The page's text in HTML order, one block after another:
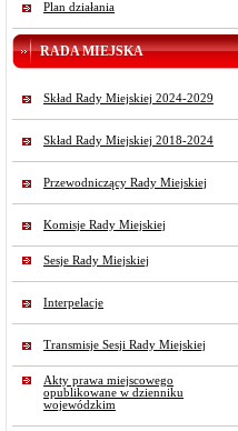
Plan działania
RADA MIEJSKA
Skład Rady Miejskiej 2024-2029
Skład Rady Miejskiej 2018-2024
Przewodniczący Rady Miejskiej
Komisje Rady Miejskiej
Sesje Rady Miejskiej
Interpelacje
Transmisje Sesji Rady Miejskiej
Akty prawa miejscowego
opublikowane w dzienniku
wojewódzkim